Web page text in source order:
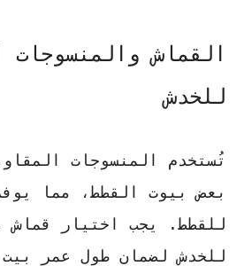
القماش والمنسوجات
للخدش
تُستخدم المنسوجات
بعض بيوت القطط، مما
للقطط.
يجب اختيار قماش
للخدشلضمان طول عمر بيت